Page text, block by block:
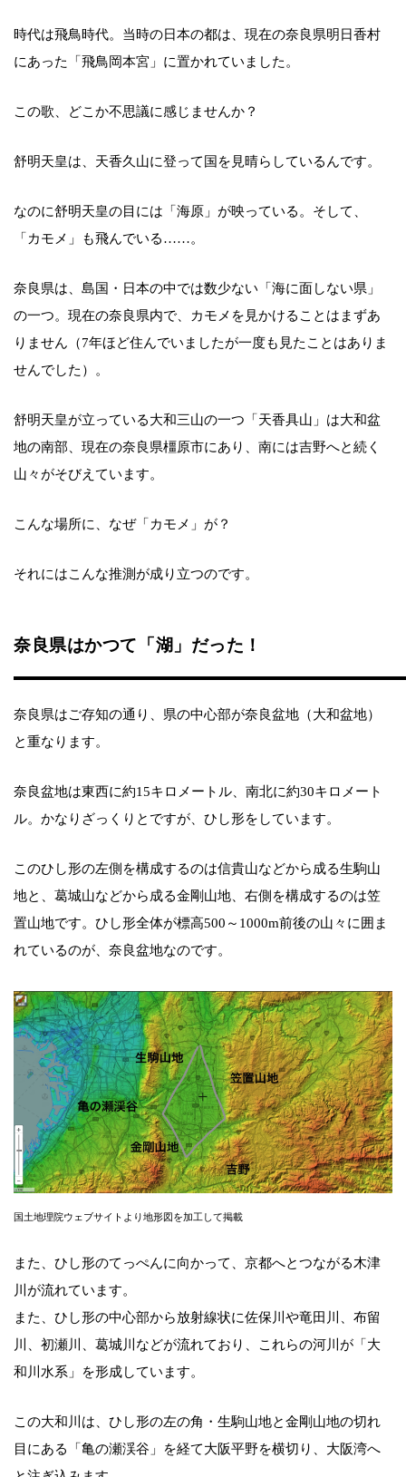
時代は飛鳥時代。当時の日本の都は、現在の奈良県明日香村
にあった「飛鳥岡本宮」に置かれていました。
この歌、どこか不思議に感じませんか？
舒明天皇は、天香久山に登って国を見晴らしているんです。
なのに舒明天皇の目には「海原」が映っている。そして、
「カモメ」も飛んでいる……。
奈良県は、島国・日本の中では数少ない「海に面しない県」
の一つ。現在の奈良県内で、カモメを見かけることはまずあ
りません（7年ほど住んでいましたが一度も見たことはありま
せんでした）。
舒明天皇が立っている大和三山の一つ「天香具山」は大和盆
地の南部、現在の奈良県橿原市にあり、南には吉野へと続く
山々がそびえています。
こんな場所に、なぜ「カモメ」が？
それにはこんな推測が成り立つのです。
奈良県はかつて「湖」だった！
奈良県はご存知の通り、県の中心部が奈良盆地（大和盆地）
と重なります。
奈良盆地は東西に約15キロメートル、南北に約30キロメート
ル。かなりざっくりとですが、ひし形をしています。
このひし形の左側を構成するのは信貴山などから成る生駒山
地と、葛城山などから成る金剛山地、右側を構成するのは笠
置山地です。ひし形全体が標高500～1000m前後の山々に囲ま
れているのが、奈良盆地なのです。
国土地理院ウェブサイトより地形図を加工して掲載
また、ひし形のてっぺんに向かって、京都へとつながる木津
川が流れています。
また、ひし形の中心部から放射線状に佐保川や竜田川、布留
川、初瀬川、葛城川などが流れており、これらの河川が「大
和川水系」を形成しています。
この大和川は、ひし形の左の角・生駒山地と金剛山地の切れ
目にある「亀の瀬渓谷」を経て大阪平野を横切り、大阪湾へ